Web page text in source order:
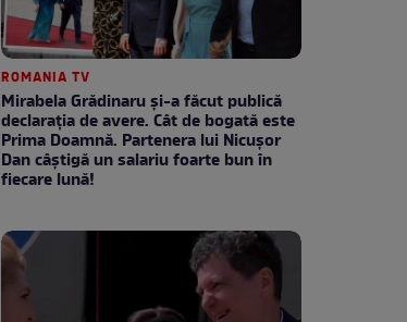
ROMANIA TV
Mirabela Grădinaru și-a făcut publică
declarația de avere. Cât de bogată este
Prima Doamnă. Partenera lui Nicușor
Dan câștigă un salariu foarte bun în
fiecare lună!